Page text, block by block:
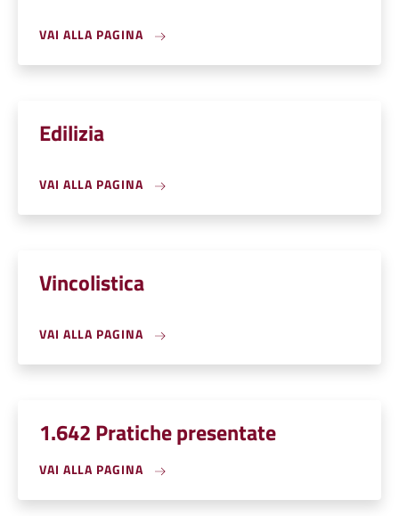
VAI ALLA PAGINA
Edilizia
VAI ALLA PAGINA
Vincolistica
VAI ALLA PAGINA
1.642 Pratiche presentate
VAI ALLA PAGINA